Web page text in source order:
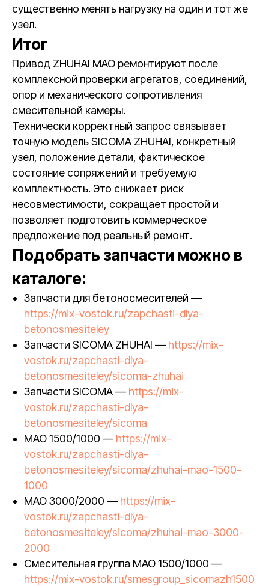
существенно менять нагрузку на один и тот же
узел.
Итог
Привод ZHUHAI MAO ремонтируют после
комплексной проверки агрегатов, соединений,
опор и механического сопротивления
смесительной камеры.
Технически корректный запрос связывает
точную модель SICOMA ZHUHAI, конкретный
узел, положение детали, фактическое
состояние сопряжений и требуемую
комплектность. Это снижает риск
несовместимости, сокращает простой и
позволяет подготовить коммерческое
предложение под реальный ремонт.
Подобрать запчасти можно в
каталоге:
Запчасти для бетоносмесителей —
https://mix-vostok.ru/zapchasti-dlya-
betonosmesiteley
Запчасти SICOMA ZHUHAI — https://mix-
vostok.ru/zapchasti-dlya-
betonosmesiteley/sicoma-zhuhai
Запчасти SICOMA — https://mix-
vostok.ru/zapchasti-dlya-
betonosmesiteley/sicoma
MAO 1500/1000 — https://mix-
vostok.ru/zapchasti-dlya-
betonosmesiteley/sicoma/zhuhai-mao-1500-
1000
MAO 3000/2000 — https://mix-
vostok.ru/zapchasti-dlya-
betonosmesiteley/sicoma/zhuhai-mao-3000-
2000
Смесительная группа MAO 1500/1000 —
https://mix-vostok.ru/smesgroup_sicomazh1500